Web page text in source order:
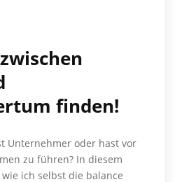
finden!
Unternehmer oder hast vor
zu führen? In diesem
ich selbst die balance